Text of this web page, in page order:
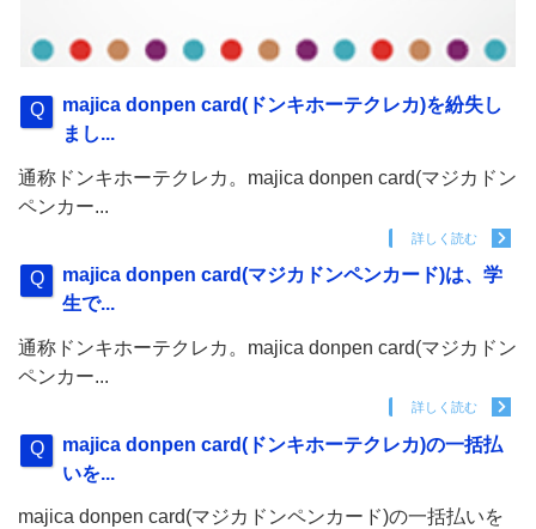
majica donpen card(ドンキホーテクレカ)を紛失し
まし...
通称ドンキホーテクレカ。majica donpen card(マジカドン
ペンカー...
詳しく読む
majica donpen card(マジカドンペンカード)は、学
生で...
通称ドンキホーテクレカ。majica donpen card(マジカドン
ペンカー...
詳しく読む
majica donpen card(ドンキホーテクレカ)の一括払
いを...
majica donpen card(マジカドンペンカード)の一括払いを